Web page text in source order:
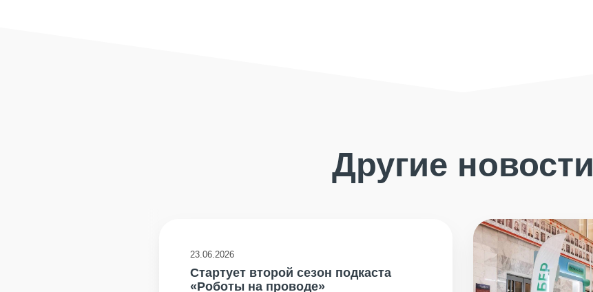
Другие новости
23.06.2026
Стартует второй сезон подкаста
«Роботы на проводе»